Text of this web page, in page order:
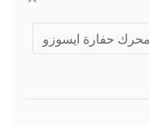
حفارة ايسوزو